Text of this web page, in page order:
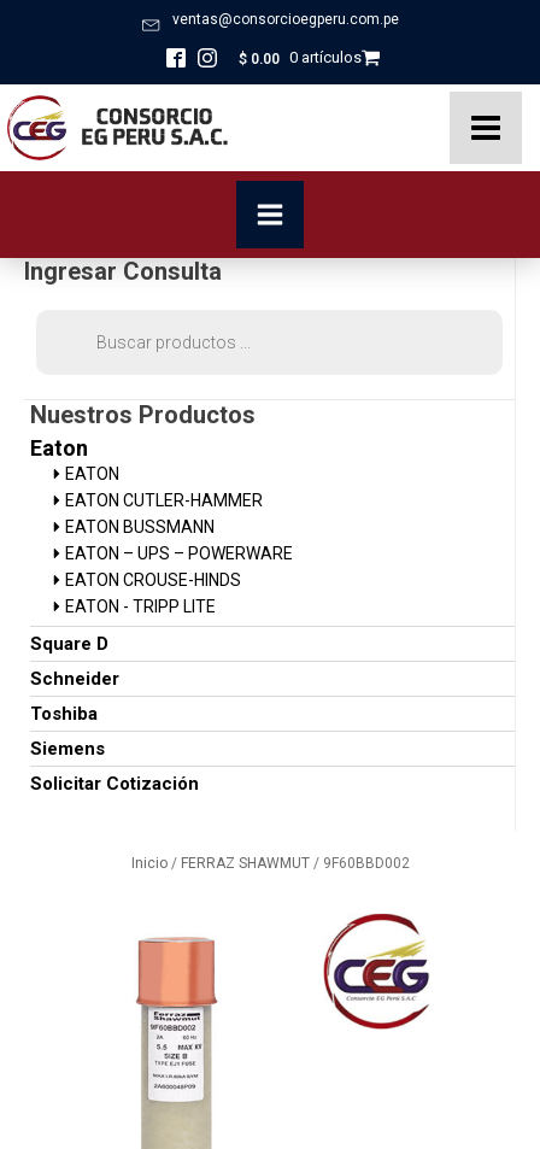
ventas@consorcioegperu.com.pe
$ 0.00 0 artículos
Ingresar Consulta
Nuestros Productos
Eaton
EATON
EATON CUTLER-HAMMER
EATON BUSSMANN
EATON – UPS – POWERWARE
EATON CROUSE-HINDS
EATON - TRIPP LITE
Square D
Schneider
Toshiba
Siemens
Solicitar Cotización
Inicio/ FERRAZ SHAWMUT/ 9F60BBD002